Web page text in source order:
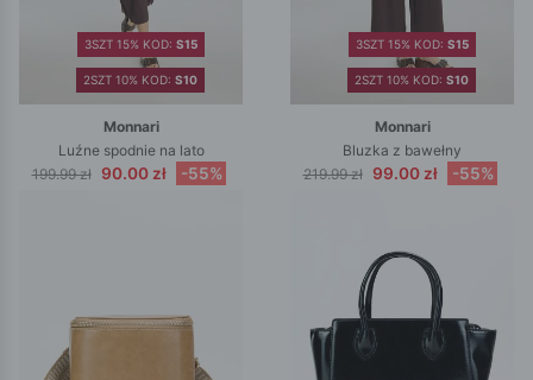
2SZT 10% KOD: S10
3SZT 15% KOD: S15
Monnari
Luźne spodnie na lato
199.99 zł 90.00 zł -55%
2SZT 10% KOD: S10
3SZT 15% KOD: S15
Monnari
Bluzka z bawełny
219.99 zł 99.00 zł -55%